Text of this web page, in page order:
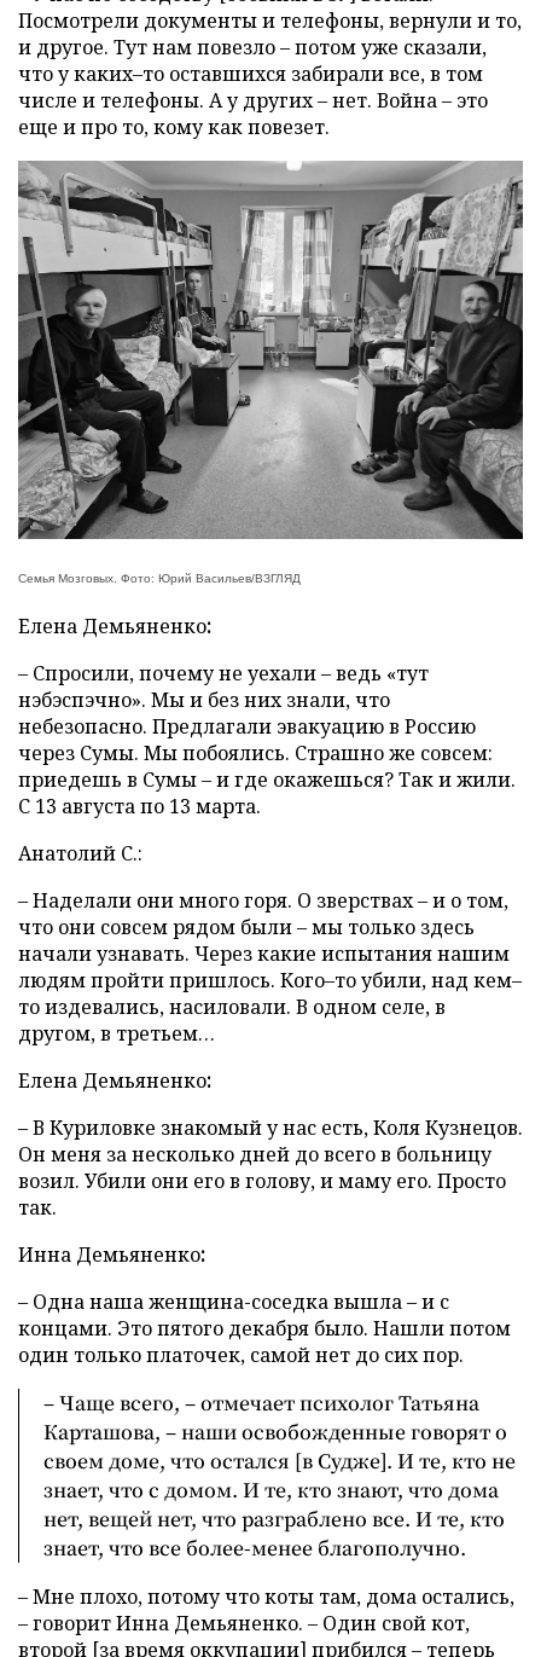
Посмотрели документы и телефоны, вернули и то,
и другое. Тут нам повезло – потом уже сказали,
что у каких–то оставшихся забирали все, в том
числе и телефоны. А у других – нет. Война – это
еще и про то, кому как повезет.
Семья Мозговых. Фото: Юрий Васильев/ВЗГЛЯД
Елена Демьяненко:
– Спросили, почему не уехали – ведь «тут
нэбэспэчно». Мы и без них знали, что
небезопасно. Предлагали эвакуацию в Россию
через Сумы. Мы побоялись. Страшно же совсем:
приедешь в Сумы – и где окажешься? Так и жили.
С 13 августа по 13 марта.
Анатолий С.:
– Наделали они много горя. О зверствах – и о том,
что они совсем рядом были – мы только здесь
начали узнавать. Через какие испытания нашим
людям пройти пришлось. Кого–то убили, над кем–
то издевались, насиловали. В одном селе, в
другом, в третьем…
Елена Демьяненко:
– В Куриловке знакомый у нас есть, Коля Кузнецов.
Он меня за несколько дней до всего в больницу
возил. Убили они его в голову, и маму его. Просто
так.
Инна Демьяненко:
– Одна наша женщина-соседка вышла – и с
концами. Это пятого декабря было. Нашли потом
один только платочек, самой нет до сих пор.
– Чаще всего, – отмечает психолог Татьяна
Карташова, – наши освобожденные говорят о
своем доме, что остался [в Судже]. И те, кто не
знает, что с домом. И те, кто знают, что дома
нет, вещей нет, что разграблено все. И те, кто
знает, что все более-менее благополучно.
– Мне плохо, потому что коты там, дома остались,
– говорит Инна Демьяненко. – Один свой кот,
второй [за время оккупации] прибился – теперь